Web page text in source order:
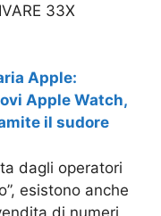
33X
Apple:
Apple Watch,
il sudore
dagli operatori
esistono anche
di numeri